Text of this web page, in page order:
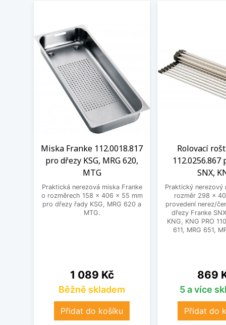
Miska Franke 112.0018.817
pro dřezy KSG, MRG 620,
MTG
Praktická nerezová miska Franke
o rozměrech 158 x 406 x 55 mm
pro dřezy řady KSG, MRG 620 a
MTG.
Cena
1 089 Kč
Běžně skladem
Přidat do košíku
Rolovací
112.0256.867
SNX,
Praktický nerezový
rozměr 298 x
provedení nerez/
dřezy Franke
KNG, KNG PRO
611, MRG 651,
Cena
869
5 a více
Přidat do